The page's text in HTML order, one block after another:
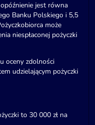
jest równa
Banku Polskiego i 5,5
może
niespłaconej pożyczki
oceny zdolności
udzielającym pożyczki
to 30 000 zł na